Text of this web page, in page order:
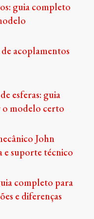
guia completo
acoplamentos
esferas: guia
o modelo certo
John
e suporte técnico
completo para
e diferenças